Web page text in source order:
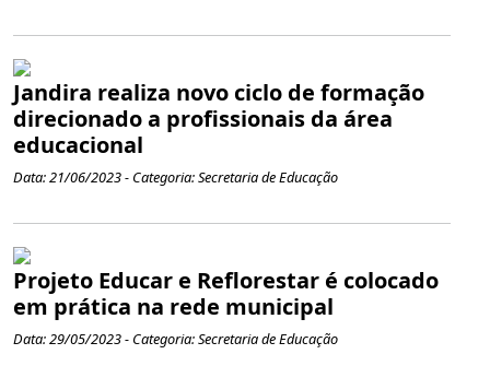
Jandira realiza novo ciclo de formação
direcionado a profissionais da área
educacional
Data: 21/06/2023 - Categoria: Secretaria de Educação
Projeto Educar e Reflorestar é colocado
em prática na rede municipal
Data: 29/05/2023 - Categoria: Secretaria de Educação